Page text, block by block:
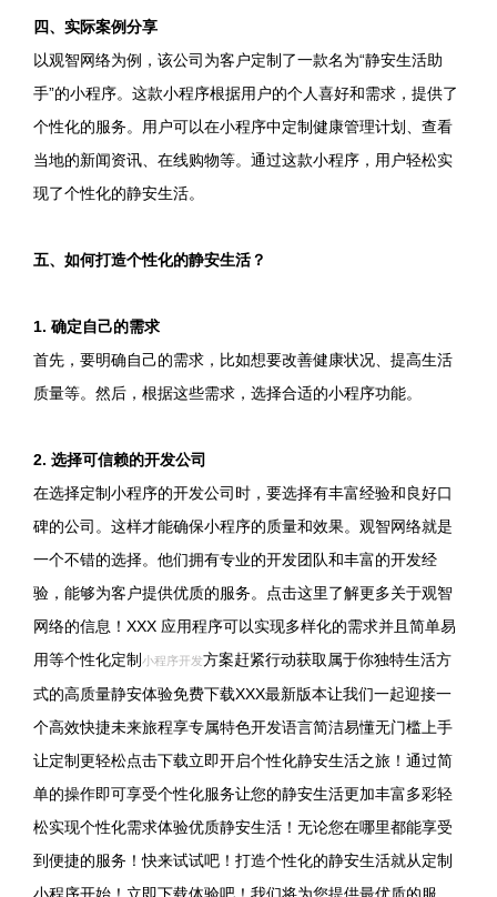
四、实际案例分享
以观智网络为例，该公司为客户定制了一款名为“静安生活助
手”的小程序。这款小程序根据用户的个人喜好和需求，提供了
个性化的服务。用户可以在小程序中定制健康管理计划、查看
当地的新闻资讯、在线购物等。通过这款小程序，用户轻松实
现了个性化的静安生活。
五、如何打造个性化的静安生活？
1. 确定自己的需求
首先，要明确自己的需求，比如想要改善健康状况、提高生活
质量等。然后，根据这些需求，选择合适的小程序功能。
2. 选择可信赖的开发公司
在选择定制小程序的开发公司时，要选择有丰富经验和良好口
碑的公司。这样才能确保小程序的质量和效果。观智网络就是
一个不错的选择。他们拥有专业的开发团队和丰富的开发经
验，能够为客户提供优质的服务。点击这里了解更多关于观智
网络的信息！XXX 应用程序可以实现多样化的需求并且简单易
用等个性化定制 小程序开发方案赶紧行动获取属于你独特生活方
式的高质量静安体验免费下载XXX最新版本让我们一起迎接一
个高效快捷未来旅程享专属特色开发语言简洁易懂无门槛上手
让定制更轻松点击下载立即开启个性化静安生活之旅！通过简
单的操作即可享受个性化服务让您的静安生活更加丰富多彩轻
松实现个性化需求体验优质静安生活！无论您在哪里都能享受
到便捷的服务！快来试试吧！打造个性化的静安生活就从定制